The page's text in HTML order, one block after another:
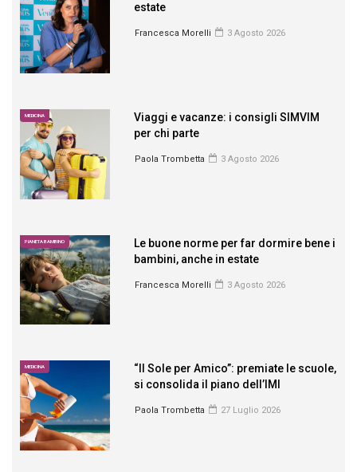
estate
Francesca Morelli 3 Agosto 2026
MEDICINA
Viaggi e vacanze: i consigli SIMVIM
per chi parte
Paola Trombetta 3 Agosto 2026
PIANETA BAMBINO
Le buone norme per far dormire bene i
bambini, anche in estate
Francesca Morelli 3 Agosto 2026
MEDICINA
“Il Sole per Amico”: premiate le scuole,
si consolida il piano dell’IMI
Paola Trombetta 27 Luglio 2026